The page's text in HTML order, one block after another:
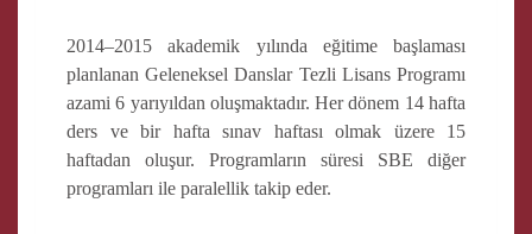
2014–2015 akademik yılında eğitime başlaması
planlanan Geleneksel Danslar Tezli Lisans Programı
azami 6 yarıyıldan oluşmaktadır. Her dönem 14 hafta
ders ve bir hafta sınav haftası olmak üzere 15
haftadan oluşur. Programların süresi SBE diğer
programları ile paralellik takip eder.